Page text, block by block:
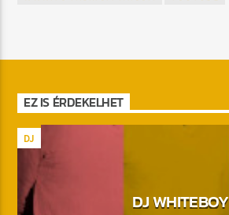
EZ IS ÉRDEKELHET
DJ
DJ WHITEBOY